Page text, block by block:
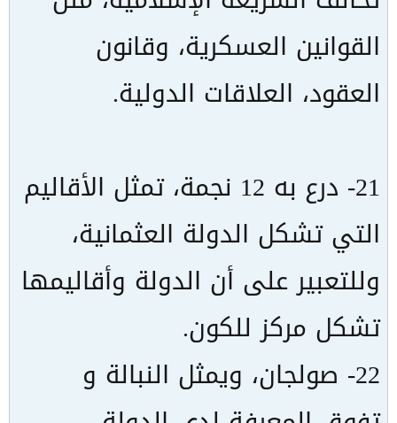
القوانين العسكرية، وقانون
العقود، العلاقات الدولية.
21- درع به 12 نجمة، تمثل الأقاليم
التي تشكل الدولة العثمانية،
وللتعبير على أن الدولة وأقاليمها
تشكل مركز للكون.
22- صولجان، ويمثل النبالة و